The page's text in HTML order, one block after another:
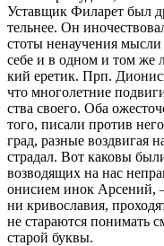
Устав­щик Фила­рет был
тель­нее. Он
сто­ты нена­уче­ния
се­бе и в од­ном и том же
кий ере­тик. Прп.
что мно­го­лет­ние
ства сво­е­го. Оба
то­го, пи­са­ли про­тив
град, раз­ные воз­дви­гая
стра­дал. Вот ка­ко­вы
воз­во­дя­щих на нас
о­ни­си­ем инок Ар­се­ний,
ни кри­во­сла­вия,
не ста­ра­ют­ся по­ни­мать
ста­рой бук­вы.